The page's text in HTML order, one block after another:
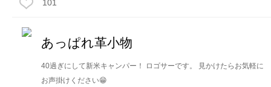
101
あっぱれ革小物
40過ぎにして新米キャンパー！ ロゴサーです。 見かけたらお気軽に
お声掛けください😁